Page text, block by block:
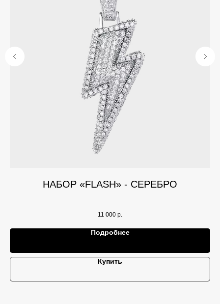
НАБОР «FLASH» - СЕРЕБРО
11 000 р.
Подробнее
Купить